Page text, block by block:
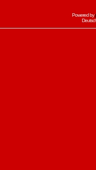
Powered by